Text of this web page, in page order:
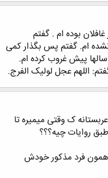
بوده ام . گفتم
ام. گفتم پس بگذار کمی
پیش غروب کرده ام.
اللهم عجل لولیک الفرج.
عربستانه ک وقتی میمیره تا
روایات چیه؟؟؟
همون فرد مذکور خودش